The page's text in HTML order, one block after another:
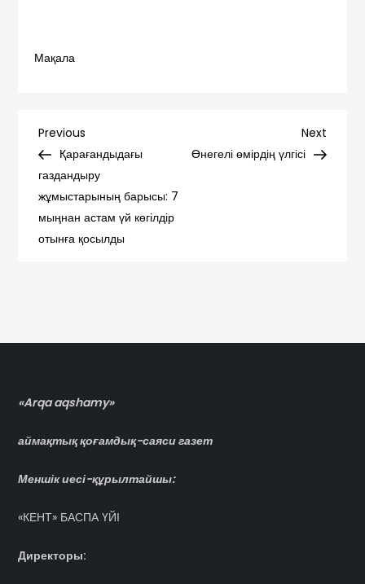
Мақала
Навигация
по
записям
Previous
Post
Previous
Қарағандыдағы
газдандыру
жұмыстарының барысы: 7
мыңнан астам үй көгілдір
отынға қосылды
Next
Post
Next
Өнегелі өмірдің үлгісі
«Arqa aqshamy»
аймақтық қоғамдық-саяси газет
Меншік иесі-құрылтайшы:
«КЕНТ» БАСПА ҮЙІ
Директоры: